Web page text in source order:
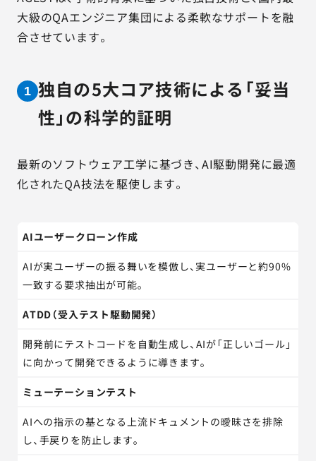
大級のQAエンジニア集団による柔軟なサポートを融
合させています。
1 独自の5大コア技術による「妥当
性」の科学的証明
最新のソフトウェア工学に基づき、AI駆動開発に最適
化されたQA技法を駆使します。
AIユーザークローン作成
AIが実ユーザーの振る舞いを模倣し、実ユーザーと約90%
一致する要求抽出が可能。
ATDD（受入テスト駆動開発）
開発前にテストコードを自動生成し、AIが「正しいゴール」
に向かって開発できるように導きます。
ミューテーションテスト
AIへの指示の基となる上流ドキュメントの曖昧さを排除
し、手戻りを防止します。